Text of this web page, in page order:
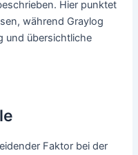
Hier punktet
während Graylog
und übersichtliche
Faktor bei der